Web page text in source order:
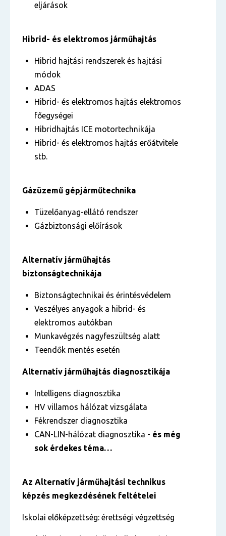
eljárások
Hibrid- és elektromos járműhajtás
Hibrid hajtási rendszerek és hajtási
módok
ADAS
Hibrid- és elektromos hajtás elektromos
főegységei
Hibridhajtás ICE motortechnikája
Hibrid- és elektromos hajtás erőátvitele
stb.
Gázüzemű gépjárműtechnika
Tüzelőanyag-ellátó rendszer
Gázbiztonsági előírások
Alternatív járműhajtás
biztonságtechnikája
Biztonságtechnikai és érintésvédelem
Veszélyes anyagok a hibrid- és
elektromos autókban
Munkavégzés nagyfeszültség alatt
Teendők mentés esetén
Alternatív járműhajtás diagnosztikája
Intelligens diagnosztika
HV villamos hálózat vizsgálata
Fékrendszer diagnosztika
CAN-LIN-hálózat diagnosztika - és még
sok érdekes téma…
Az Alternatív járműhajtási technikus
képzés megkezdésének feltételei
Iskolai előképzettség: érettségi végzettség